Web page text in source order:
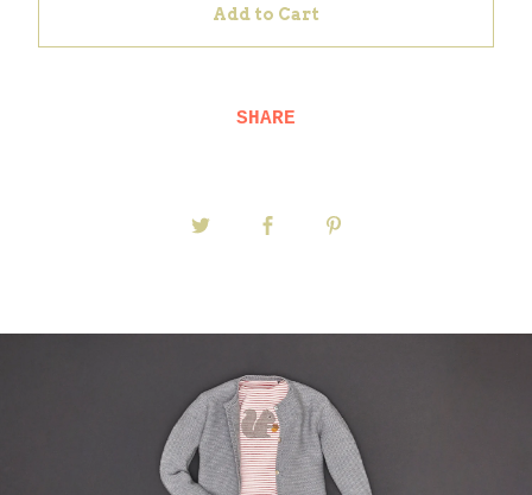
Add to Cart
SHARE